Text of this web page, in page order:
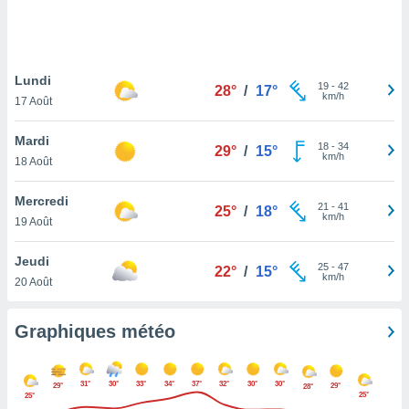
pas
de
à
cas,
que
sur le
ne
Lundi
17 Août
28° / 17° 19- 42
km/h
Mardi
18 Août
29° / 15° 18- 34
km/h
Mercredi
19 Août
25° / 18° 21 - 41
km/h
Jeudi
20 Août
22° / 15° 25- 47
km/h
Graphiques météo
25°
29° 31° 30° 33° 34° 37° 32° 30° 30° 28°
29°
25°